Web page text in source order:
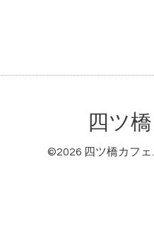
四ツ
©2026 四ツ橋カフェ